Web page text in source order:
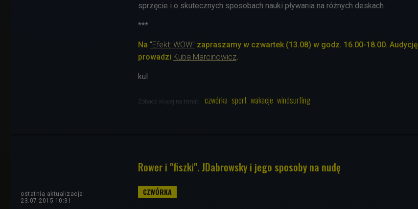
sprzęcie i o skutecznych sposobach nauki pływania na różnych deskach.
***
Na "Efekt: WOW" zapraszamy w czwartek (13.08) w godz. 16.00-18.00. Audycję
prowadzi Kuba Marcinowicz.
kul
Zobacz więcej na temat: czwórka sport wakacje windsurfing
Rower i "fiszki". JDabrowsky i jego sposoby na nudę
ostatnia aktualizacja:
23.07.2015 10:31